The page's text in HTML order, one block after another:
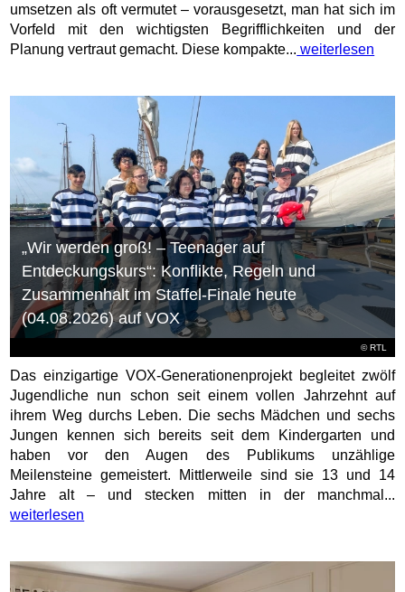
umsetzen als oft vermutet – vorausgesetzt, man hat sich im
Vorfeld mit den wichtigsten Begrifflichkeiten und der
Planung vertraut gemacht. Diese kompakte... weiterlesen
©RTL
„Wir werden groß! – Teenager auf
Entdeckungskurs“: Konflikte, Regeln und
Zusammenhalt im Staffel-Finale heute
(04.08.2026) auf VOX
Das einzigartige VOX-Generationenprojekt begleitet zwölf
Jugendliche nun schon seit einem vollen Jahrzehnt auf
ihrem Weg durchs Leben. Die sechs Mädchen und sechs
Jungen kennen sich bereits seit dem Kindergarten und
haben vor den Augen des Publikums unzählige
Meilensteine gemeistert. Mittlerweile sind sie 13 und 14
Jahre alt – und stecken mitten in der manchmal...
weiterlesen